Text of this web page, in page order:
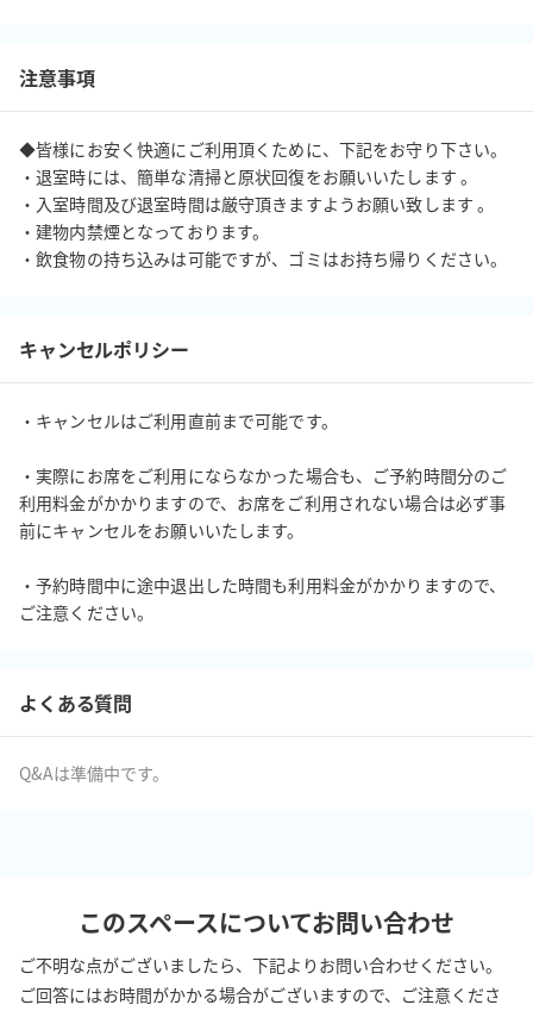
WEB会議の際はイヤホンをご利用の上、他のお客様にご配慮くだ
注意事項
◆皆様にお安く快適にご利用頂くために、下記をお守り下さい。
・退室時には、簡単な清掃と原状回復をお願いいたします 。
・入室時間及び退室時間は厳守頂きますようお願い致します 。
・建物内禁煙となっております。
・飲食物の持ち込みは可能ですが、ゴミはお持ち帰りください。
キャンセルポリシー
・キャンセルはご利用直前まで可能です。
・実際にお席をご利用にならなかった場合も、ご予約時間分のご
利用料金がかかりますので、お席をご利用されない場合は必ず事
前にキャンセルをお願いいたします。
・予約時間中に途中退出した時間も利用料金がかかりますので、
ご注意ください。
よくある質問
Q&Aは準備中です。
このスペースについてお問い合わせ
ご不明な点がございましたら、下記よりお問い合わせください。
ご回答にはお時間がかかる場合がございますので、ご注意くださ